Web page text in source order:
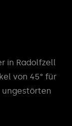
in Radolfzell
von 45° für
ungestörten